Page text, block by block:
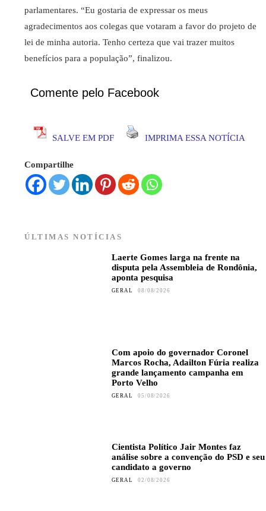
parlamentares. “Eu gostaria de expressar os meus
agradecimentos aos colegas que votaram a favor do projeto de
lei de minha autoria. Tenho certeza que vai trazer muitos
benefícios para a população”, finalizou.
Comente pelo Facebook
SALVE EM PDF IMPRIMA ESSA NOTÍCIA
Compartilhe
ÚLTIMAS NOTÍCIAS
Laerte Gomes larga na frente na
disputa pela Assembleia de Rondônia,
aponta pesquisa
GERAL 08/08/2026
Com apoio do governador Coronel
Marcos Rocha, Adailton Fúria realiza
grande lançamento campanha em
Porto Velho
GERAL 05/08/2026
Cientista Político Jair Montes faz
análise sobre a convenção do PSD e seu
candidato a governo
GERAL 02/08/2026